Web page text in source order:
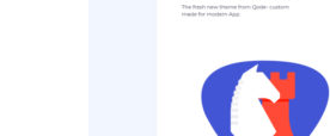
Aggiungi al carrello